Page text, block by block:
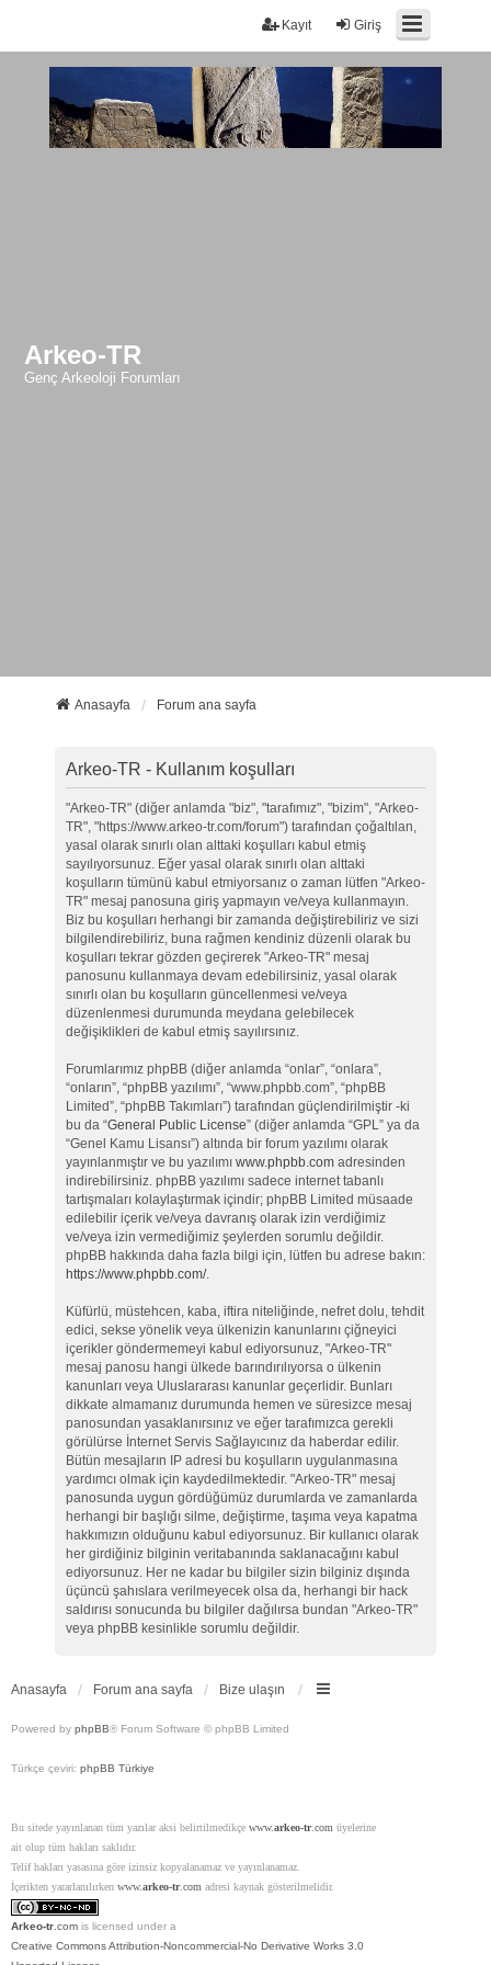
Giriş
Kayıt
Arkeo-TR
Genç Arkeoloji Forumları
Anasayfa Forum ana sayfa
Arkeo-TR - Kullanım koşulları
"Arkeo-TR" (diğer anlamda "biz", "tarafımız", "bizim", "Arkeo-
TR", "https://www.arkeo-tr.com/forum") tarafından çoğaltılan,
yasal olarak sınırlı olan alttaki koşulları kabul etmiş
sayılıyorsunuz. Eğer yasal olarak sınırlı olan alttaki
koşulların tümünü kabul etmiyorsanız o zaman lütfen "Arkeo-
TR" mesaj panosuna giriş yapmayın ve/veya kullanmayın.
Biz bu koşulları herhangi bir zamanda değiştirebiliriz ve sizi
bilgilendirebiliriz, buna rağmen kendiniz düzenli olarak bu
koşulları tekrar gözden geçirerek "Arkeo-TR" mesaj
panosunu kullanmaya devam edebilirsiniz, yasal olarak
sınırlı olan bu koşulların güncellenmesi ve/veya
düzenlenmesi durumunda meydana gelebilecek
değişiklikleri de kabul etmiş sayılırsınız.
Forumlarımız phpBB (diğer anlamda “onlar”, “onlara”,
“onların”, “phpBB yazılımı”, “www.phpbb.com”, “phpBB
Limited”, “phpBB Takımları”) tarafından güçlendirilmiştir -ki
bu da “General Public License” (diğer anlamda “GPL” ya da
“Genel Kamu Lisansı”) altında bir forum yazılımı olarak
yayınlanmıştır ve bu yazılımı www.phpbb.comadresinden
indirebilirsiniz. phpBB yazılımı sadece internet tabanlı
tartışmaları kolaylaştırmak içindir; phpBB Limited müsaade
edilebilir içerik ve/veya davranış olarak izin verdiğimiz
ve/veya izin vermediğimiz şeylerden sorumlu değildir.
phpBB hakkında daha fazla bilgi için, lütfen bu adrese bakın:
https://www.phpbb.com/.
Küfürlü, müstehcen, kaba, iftira niteliğinde, nefret dolu, tehdit
edici, sekse yönelik veya ülkenizin kanunlarını çiğneyici
içerikler göndermemeyi kabul ediyorsunuz, "Arkeo-TR"
mesaj panosu hangi ülkede barındırılıyorsa o ülkenin
kanunları veya Uluslararası kanunlar geçerlidir. Bunları
dikkate almamanız durumunda hemen ve süresizce mesaj
panosundan yasaklanırsınız ve eğer tarafımızca gerekli
görülürse İnternet Servis Sağlayıcınız da haberdar edilir.
Bütün mesajların IP adresi bu koşulların uygulanmasına
yardımcı olmak için kaydedilmektedir. "Arkeo-TR" mesaj
panosunda uygun gördüğümüz durumlarda ve zamanlarda
herhangi bir başlığı silme, değiştirme, taşıma veya kapatma
hakkımızın olduğunu kabul ediyorsunuz. Bir kullanıcı olarak
her girdiğiniz bilginin veritabanında saklanacağını kabul
ediyorsunuz. Her ne kadar bu bilgiler sizin bilginiz dışında
üçüncü şahıslara verilmeyecek olsa da, herhangi bir hack
saldırısı sonucunda bu bilgiler dağılırsa bundan "Arkeo-TR"
veya phpBB kesinlikle sorumlu değildir.
Anasayfa Forum ana sayfa Bize ulaşın
Powered by phpBB® Forum Software © phpBB Limited
Türkçe çeviri: phpBB Türkiye
Bu sitede yayınlanan tüm yazılar aksi belirtilmedikçe www.arkeo-tr.com üyelerine
ait olup tüm hakları saklıdır.
Telif hakları yasasına göre izinsiz kopyalanamaz ve yayınlanamaz.
İçerikten yararlanılırken www.arkeo-tr.com adresi kaynak gösterilmelidir.
Arkeo-tr .com is licensed under a
Creative Commons Attribution-Noncommercial-No Derivative Works 3.0